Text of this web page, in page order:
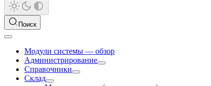
Поиск
Модули системы — обзор
Администрирование
Справочники
Склад